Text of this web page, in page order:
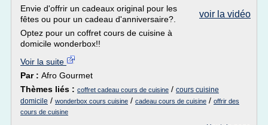
voir la vidéo
Envie d'offrir un cadeaux original pour les
fêtes ou pour un cadeau d'anniversaire?.
Optez pour un coffret cours de cuisine à
domicile wonderbox!!
Voir la suite
Par : Afro Gourmet
Thèmes liés : coffret cadeau cours de cuisine / cours cuisine
domicile / wonderbox cours cuisine / cadeau cours de cuisine / offrir des
cours de cuisine